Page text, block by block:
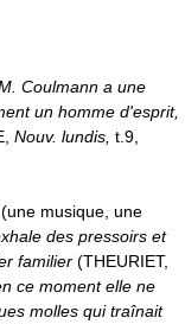
Coulmann a une
un homme d'esprit,
Nouv. lundis, t.9,
musique, une
des pressoirs et
familier (THEURIET,
ce moment elle ne
molles qui traînait